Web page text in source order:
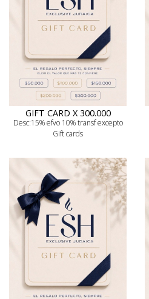
GIFT CARD X 300.000
Desc:15% efvo 10% transf excepto
Gift cards